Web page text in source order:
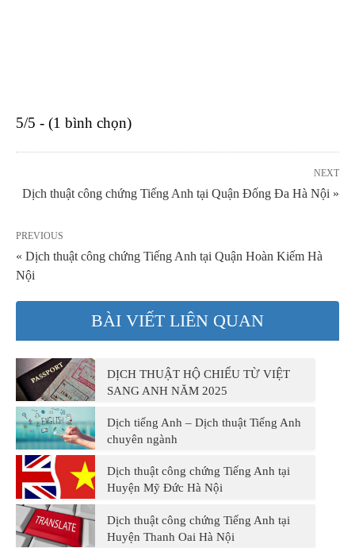
5/5 - (1 bình chọn)
NEXT
Dịch thuật công chứng Tiếng Anh tại Quận Đống Đa Hà Nội »
PREVIOUS
« Dịch thuật công chứng Tiếng Anh tại Quận Hoàn Kiếm Hà
Nội
BÀI VIẾT LIÊN QUAN
DỊCH THUẬT HỘ CHIẾU TỪ VIỆT
SANG ANH NĂM 2025
Dịch tiếng Anh – Dịch thuật Tiếng Anh
chuyên ngành
Dịch thuật công chứng Tiếng Anh tại
Huyện Mỹ Đức Hà Nội
Dịch thuật công chứng Tiếng Anh tại
Huyện Thanh Oai Hà Nội